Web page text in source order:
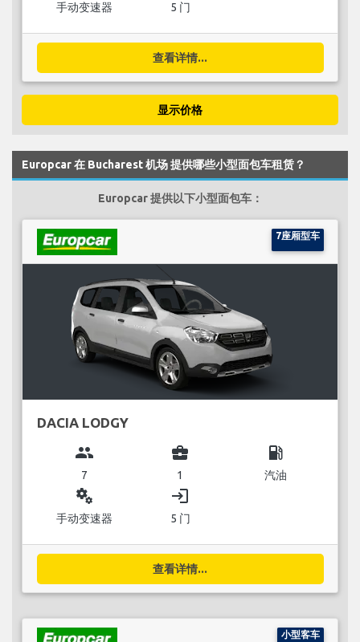
手动变速器 5 门
查看详情...
显示价格
Europcar 在 Bucharest 机场 提供哪些小型面包车租赁？
Europcar 提供以下小型面包车：
7座厢型车
DACIA LODGY
group
7
business_center
1
local_gas_station
汽油
miscellaneous_services
手动变速器
login
5 门
查看详情...
小型客车